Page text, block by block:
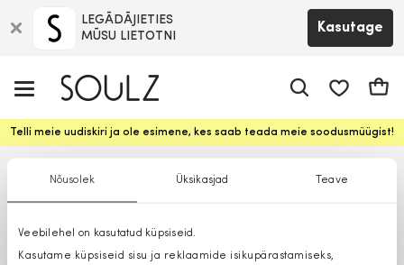
Nõusolek Üksikasjad Teave
Veebilehel on kasutatud küpsiseid.
Kasutame küpsiseid sisu ja reklaamide isikupärastamiseks,
LEGĀDĀJIETIES
MŪSU LIETOTNI
Kasutage
Telli meie uudiskiri ja ole esimene, kes saab teada meie soodusmüügist!